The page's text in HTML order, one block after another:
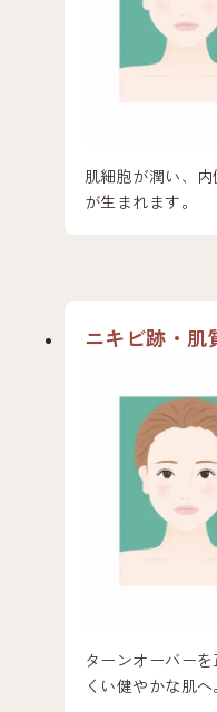
肌細胞が潤い、
が生まれます。
ニキビ跡・肌
ターンオーバー
くい健やかな肌へ。